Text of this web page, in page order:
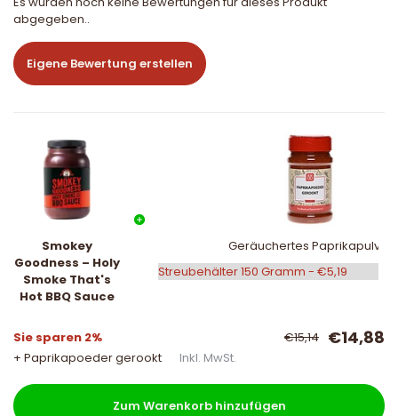
abgegeben..
Eigene Bewertung erstellen
Smokey
Goodness – Holy
Smoke That's
Hot BBQ Sauce
Geräuchertes Paprikapulver
Sie sparen 2% €15,14 €14,88
+ Paprikapoeder gerookt Inkl. MwSt.
Zum Warenkorb hinzufügen